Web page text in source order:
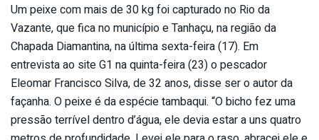
Um peixe com mais de 30 kg foi capturado no Rio da
Vazante, que fica no município e Tanhaçu, na região da
Chapada Diamantina, na última sexta-feira (17). Em
entrevista ao site G1 na quinta-feira (23) o pescador
Eleomar Francisco Silva, de 32 anos, disse ser o autor da
façanha. O peixe é da espécie tambaqui. “O bicho fez uma
pressão terrível dentro d’água, ele devia estar a uns quatro